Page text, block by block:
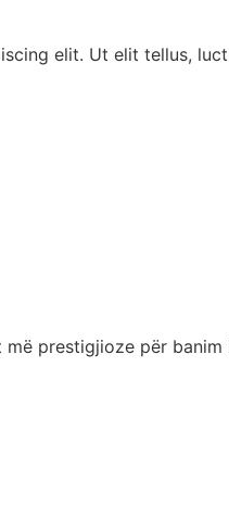
elit. Ut elit tellus,
më prestigjioze për